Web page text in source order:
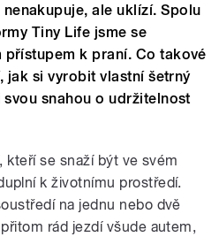
ale uklízí. Spolu
Tiny Life jsme se
k praní. Co takové
jak si vyrobit vlastní šetrný
snahou o udržitelnost
kteří se snaží být ve svém
k životnímu prostředí.
na jednu nebo dvě
rád jezdí všude autem,